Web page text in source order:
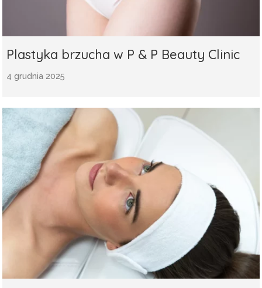
Plastyka brzucha w P & P Beauty Clinic
4 grudnia 2025